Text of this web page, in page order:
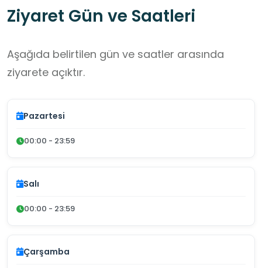
katkıda bulunur.
Ziyaret Gün ve Saatleri
Aşağıda belirtilen gün ve saatler arasında
ziyarete açıktır.
Pazartesi
00:00 - 23:59
Salı
00:00 - 23:59
Çarşamba